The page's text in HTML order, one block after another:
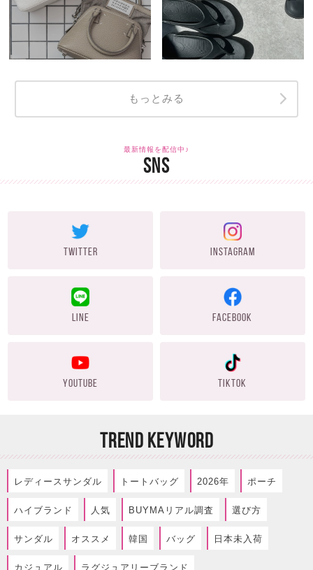
もっとみる
最新情報を配信中♪
SNS
TWITTER INSTAGRAM
LINE FACEBOOK
YOUTUBE TIKTOK
TREND KEYWORD
レディースサンダル トートバッグ 2026年 ポーチ
ハイブランド 人気 BUYMAリアル調査 選び方
サンダル オススメ 韓国 バッグ 日本未入荷
カジュアル ラグジュアリーブランド